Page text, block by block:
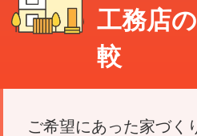
工務店
較
ご希望にあった家づく